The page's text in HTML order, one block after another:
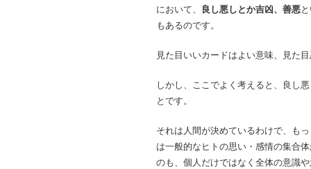
において、
良し悪しとか吉凶、善悪
もあるのです。
見た目いいカードはよい意味、見た
しかし、ここでよく考えると、良し
とです。
それは人間が決めているわけで、も
は一般的なヒトの思い・感情の集合
のも、個人だけではなく全体の意識